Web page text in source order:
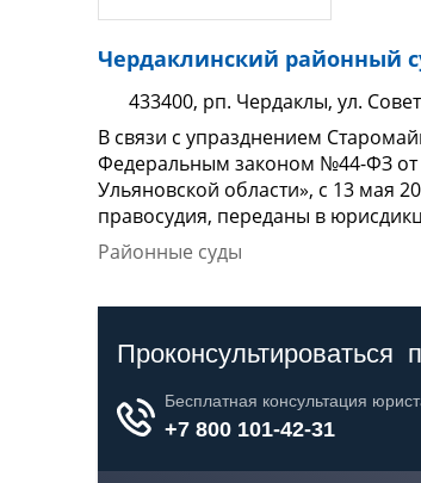
Чердаклинский районный
433400, рп. Чердаклы, ул.
В связи с упразднением
Федеральным законом №44-ФЗ от
Ульяновской области», с 13 мая
правосудия, переданы в
Районные суды